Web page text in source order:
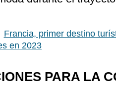
Francia, primer destino
en 2023
PARA LA